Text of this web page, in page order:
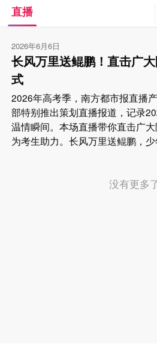
直播
2026年6月6日
长风万里送鲲鹏！直击广
式
2026年高考季，南方都市报直播
部特别推出策划直播报道，记录
温情瞬间。本场直播带你直击广大
为考生助力。长风万里送鲲鹏，少
没有更多